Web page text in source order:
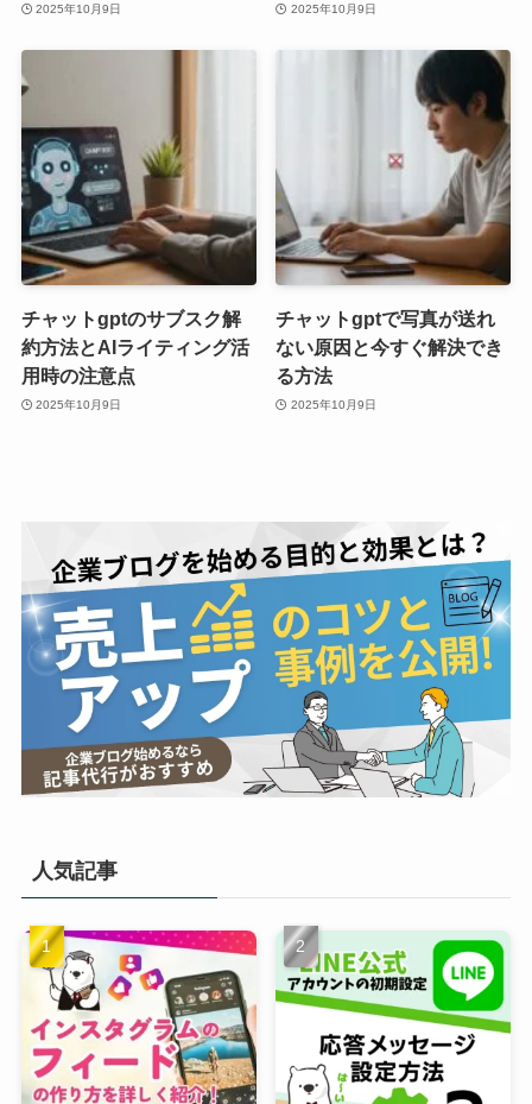
2025年10月9日 2025年10月9日
チャットgptのサブスク解
約方法とAIライティング活
用時の注意点
2025年10月9日
チャットgptで写真が送れ
ない原因と今すぐ解決でき
る方法
2025年10月9日
人気記事